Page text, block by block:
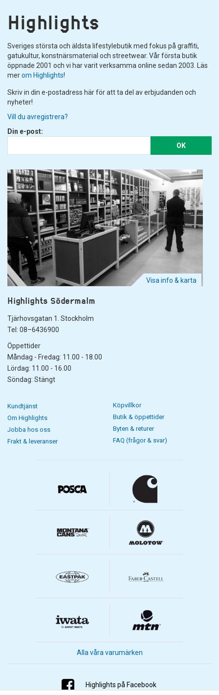
Highlights
Sveriges största och äldsta lifestylebutik med fokus på graffiti,
gatukultur, konstnärsmaterial och streetwear. Vår första butik
öppnade 2001 och vi har varit verksamma online sedan 2003. Läs
merom Highlights!
Skriv in din e-postadress här för att ta del av erbjudanden och
nyheter!
Vill du avregistrera?
Din e-post:
OK
Visa info & karta
Highlights Södermalm
Tjärhovsgatan 1. Stockholm
Tel: 08–6436900
Öppettider
Måndag - Fredag: 11.00 - 18.00
Lördag: 11.00 - 16.00
Söndag: Stängt
Kundtjänst
Om Highlights
Jobba hos oss
Frakt & leveranser
Köpvillkor
Butik & öppettider
Byten & returer
FAQ (frågor & svar)
Alla våra varumärken
Highlights på Facebook